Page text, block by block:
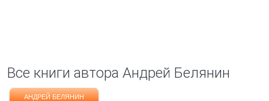
Все книги автора Андрей Белянин
АНДРЕЙ БЕЛЯНИН